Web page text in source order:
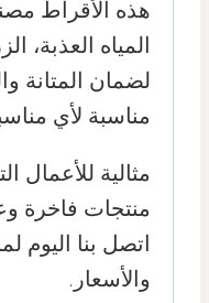
هذه الأقراط
لضمان المتانة
مناسبة لأي
مثالية للأعمال
منتجات فاخرة
اتصل بنا اليوم
والأسعار.